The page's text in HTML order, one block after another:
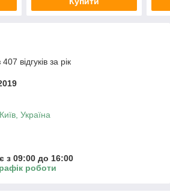
відгуків за рік
Україна
з 09:00 до 16:00
роботи